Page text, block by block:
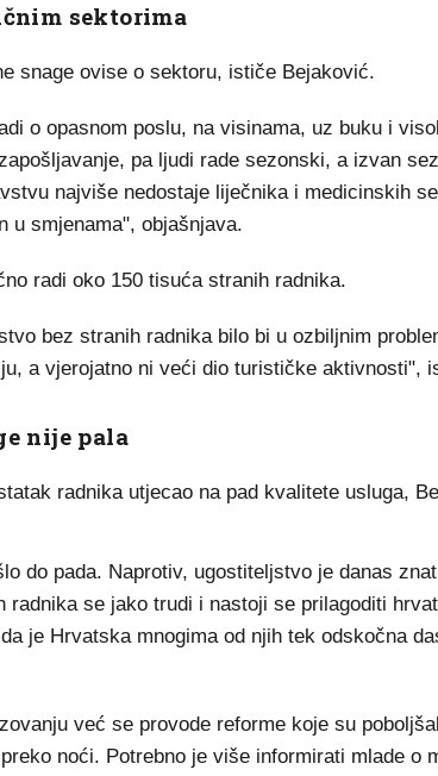
sektorima
snage ovise o sektoru, ističe Bejaković.
o opasnom poslu, na visinama, uz buku i
pa ljudi rade sezonski, a izvan
najviše nedostaje liječnika i medicinskih
u smjenama", objašnjava.
radi oko 150 tisuća stranih radnika.
bez stranih radnika bilo bi u ozbiljnim
a vjerojatno ni veći dio turističke aktivnosti",
nije pala
radnika utjecao na pad kvalitete usluga,
do pada. Naprotiv, ugostiteljstvo je danas
radnika se jako trudi i nastoji se prilagoditi
je Hrvatska mnogima od njih tek odskočna
već se provode reforme koje su
noći. Potrebno je više informirati mlade o